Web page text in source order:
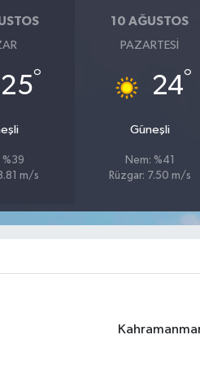
25°
%39
m/s
10 AĞUSTOS
PAZARTESI
24°
Güneşli
Nem: %41
Rüzgar: 7.50 m/s